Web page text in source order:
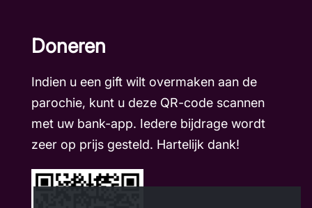
Doneren
Indien u een gift wilt overmaken aan de
parochie, kunt u deze QR-code scannen
met uw bank-app. Iedere bijdrage wordt
zeer op prijs gesteld. Hartelijk dank!